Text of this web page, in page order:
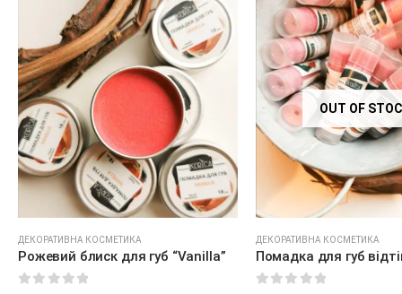
ДЕКОРАТИВНА КОСМЕТИКА
Рожевий блиск для губ “Vanilla”
OUT OF
ДЕКОРАТИВНА КОСМЕТИКА